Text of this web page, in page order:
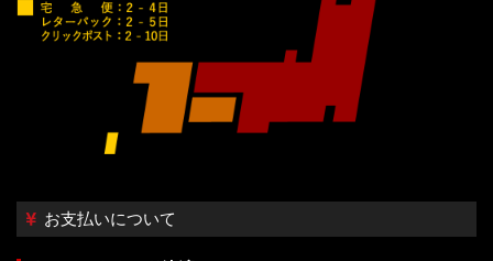
お支払いについて